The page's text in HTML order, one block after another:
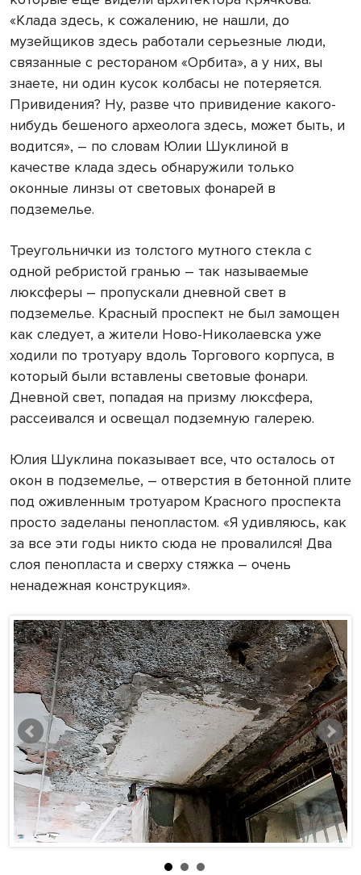
«Клада здесь, к сожалению, не нашли, до
музейщиков здесь работали серьезные люди,
связанные с рестораном «Орбита», а у них, вы
знаете, ни один кусок колбасы не потеряется.
Привидения? Ну, разве что привидение какого-
нибудь бешеного археолога здесь, может быть, и
водится», – по словам Юлии Шуклиной в
качестве клада здесь обнаружили только
оконные линзы от световых фонарей в
подземелье.
Треугольнички из толстого мутного стекла с
одной ребристой гранью – так называемые
люксферы – пропускали дневной свет в
подземелье. Красный проспект не был замощен
как следует, а жители Ново-Николаевска уже
ходили по тротуару вдоль Торгового корпуса, в
который были вставлены световые фонари.
Дневной свет, попадая на призму люксфера,
рассеивался и освещал подземную галерею.
Юлия Шуклина показывает все, что осталось от
окон в подземелье, – отверстия в бетонной плите
под оживленным тротуаром Красного проспекта
просто заделаны пенопластом. «Я удивляюсь, как
за все эти годы никто сюда не провалился! Два
слоя пенопласта и сверху стяжка – очень
ненадежная конструкция».